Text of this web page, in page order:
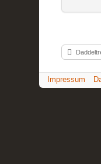
Impressum